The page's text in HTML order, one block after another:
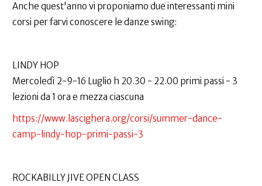
Anche quest'anno vi proponiamo due interessanti mini
corsi per farvi conoscere le danze swing:
LINDY HOP
Mercoledì 2-9-16 Luglio h 20.30 - 22.00 primi passi - 3
lezioni da 1 ora e mezza ciascuna
https://www.lascighera.org/corsi/summer-dance-
camp-lindy-hop-primi-passi-3
ROCKABILLY JIVE OPEN CLASS